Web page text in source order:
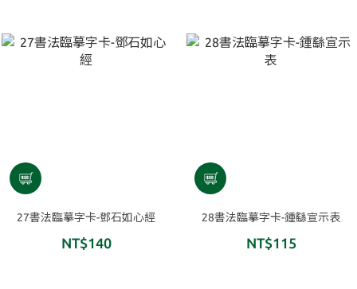
27書法臨摹字卡-鄧石如心經
NT$140
28書法臨摹字卡-鍾繇宣示表
NT$115